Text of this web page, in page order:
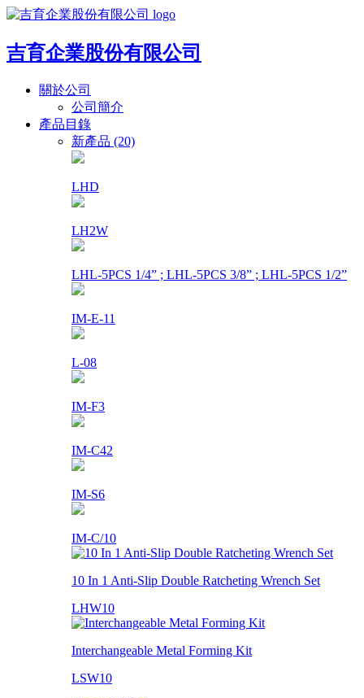
吉育企業股份有限公司
關於公司
公司簡介
產品目錄
新產品 (20)
LHD
LH2W
LHL-5PCS 1/4” ; LHL-5PCS 3/8” ; LHL-5PCS 1/2”
IM-E-11
L-08
IM-F3
IM-C42
IM-S6
IM-C/10
10 In 1 Anti-Slip Double Ratcheting Wrench Set
LHW10
Interchangeable Metal Forming Kit
LSW10